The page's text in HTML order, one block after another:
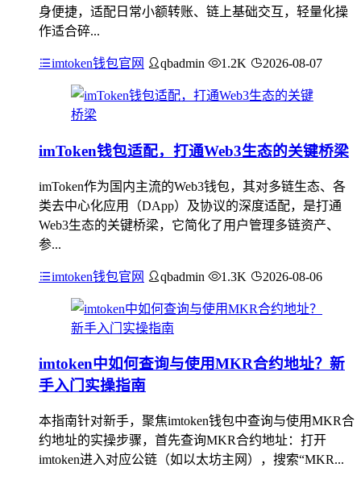
身便捷，适配日常小额转账、链上基础交互，轻量化操
作适合碎...
imtoken钱包官网 qbadmin 1.2K 2026-08-07
imToken钱包适配，打通Web3生态的关键桥梁
imToken作为国内主流的Web3钱包，其对多链生态、各
类去中心化应用（DApp）及协议的深度适配，是打通
Web3生态的关键桥梁，它简化了用户管理多链资产、
参...
imtoken钱包官网 qbadmin 1.3K 2026-08-06
imtoken中如何查询与使用MKR合约地址？新
手入门实操指南
本指南针对新手，聚焦imtoken钱包中查询与使用MKR合
约地址的实操步骤，首先查询MKR合约地址：打开
imtoken进入对应公链（如以太坊主网），搜索“MKR...